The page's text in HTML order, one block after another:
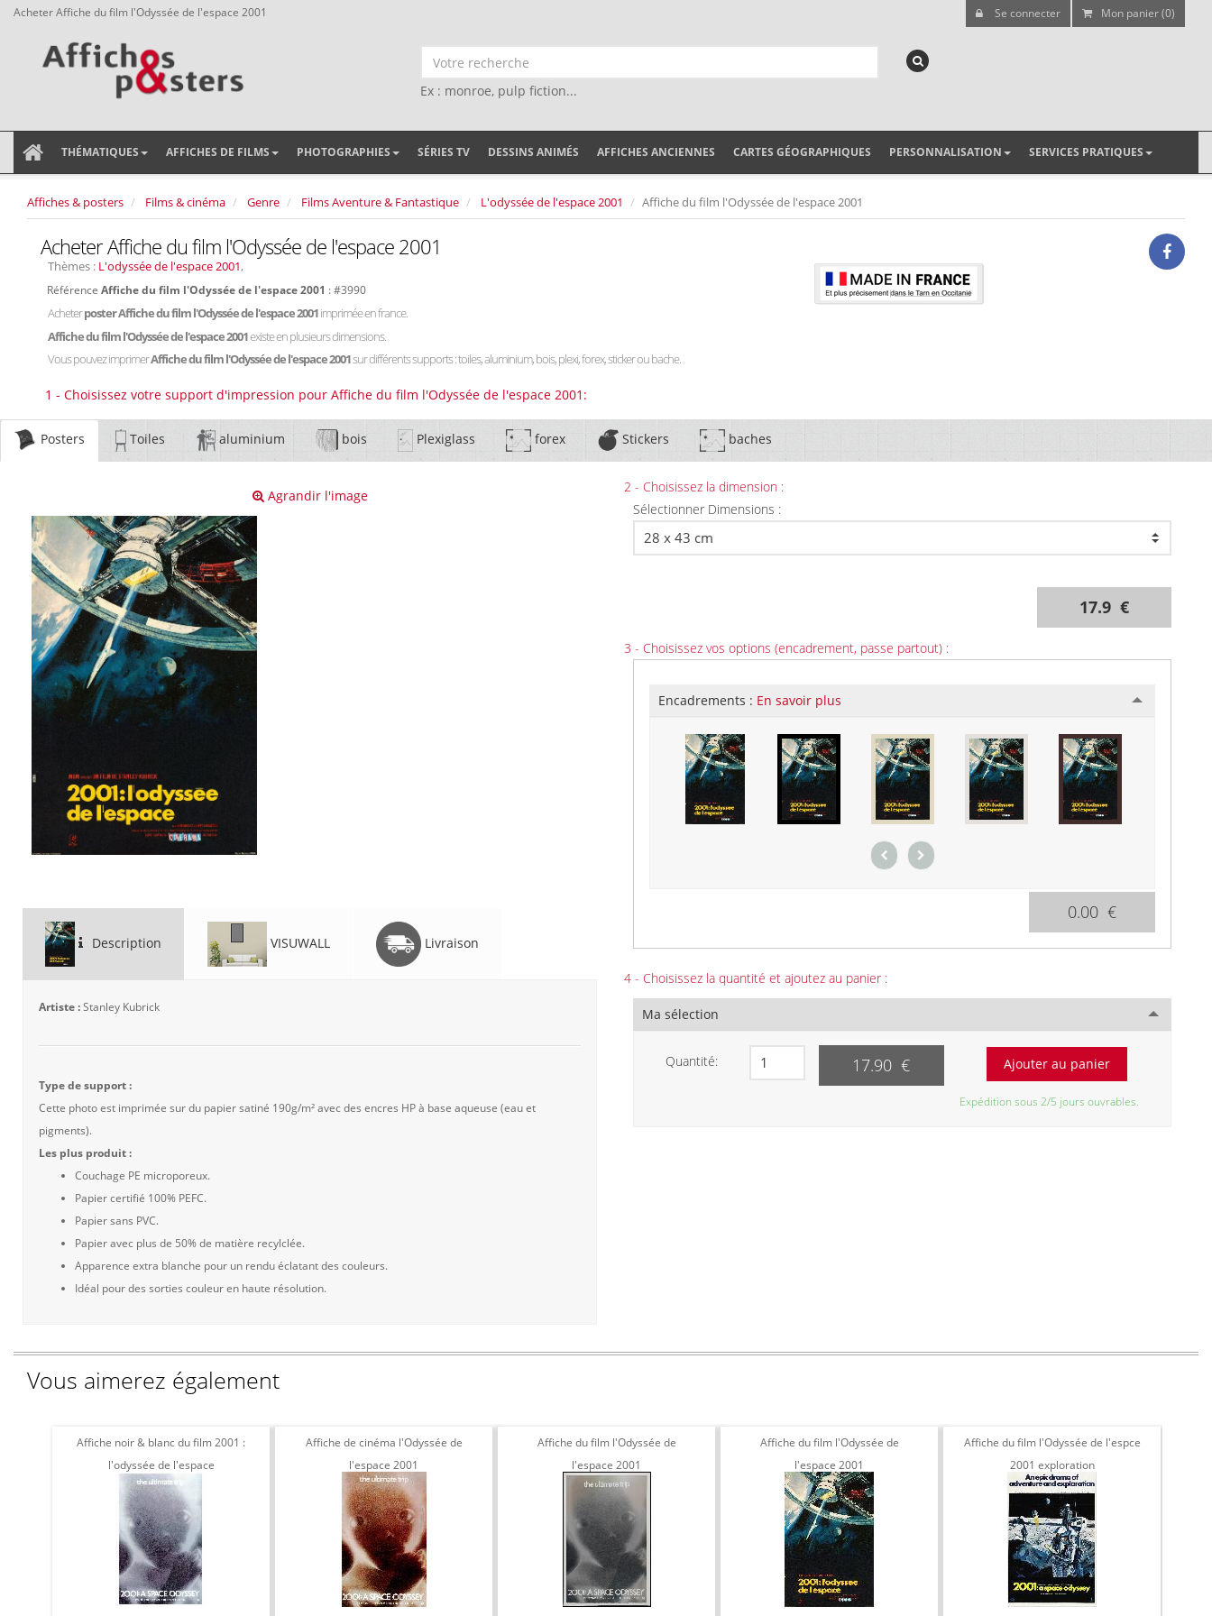
Acheter Affiche du film l'Odyssée de l'espace 2001 Se connecter Mon panier (0)
Ex : monroe, pulp fiction...
THÉMATIQUES AFFICHES DE FILMS PHOTOGRAPHIES SÉRIES TV DESSINS ANIMÉS AFFICHES ANCIENNES CARTES GÉOGRAPHIQUES PERSONNALISATION SERVICES PRATIQUES
Affiches & posters Films & cinéma Genre Films Aventure & Fantastique L'odyssée de l'espace 2001 Affiche du film l'Odyssée de l'espace 2001
Acheter Affiche du film l'Odyssée de l'espace 2001
Thèmes : L'odyssée de l'espace 2001,
Référence Affiche du film l'Odyssée de l'espace 2001 : #3990
Acheterposter Affiche du film l'Odyssée de l'espace 2001imprimée en france.
Affiche du film l'Odyssée de l'espace 2001existe en plusieurs dimensions.
Vous pouvez imprimerAffiche du film l'Odyssée de l'espace 2001sur différents supports : toiles, aluminium, bois, plexi, forex, sticker ou bache.
1 - Choisissez votre support d'impression pour Affiche du film l'Odyssée de l'espace 2001:
Posters Toiles aluminium bois Plexiglass forex Stickers baches
Agrandir l'image
Description VISUWALL Livraison
Artiste :Stanley Kubrick
Type de support :
Cette photo est imprimée sur du papier satiné 190g/m² avec des encres HP à base aqueuse (eau et
pigments).
Les plus produit :
Couchage PE microporeux.
Papier certifié 100% PEFC.
Papier sans PVC.
Papier avec plus de 50% de matière recylclée.
Apparence extra blanche pour un rendu éclatant des couleurs.
Idéal pour des sorties couleur en haute résolution.
2 - Choisissez la dimension :
Sélectionner Dimensions :
17.9 €
3 - Choisissez vos options (encadrement, passe partout) :
Encadrements : En savoir plus
0.00 €
4 - Choisissez la quantité et ajoutez au panier :
Ma sélection
Quantité: 17.90 €
Expédition sous 2/5 jours ouvrables.
Vous aimerez également
Affiche noir & blanc du film 2001 :
l'odyssée de l'espace
Affiche de cinéma l'Odyssée de
l'espace 2001
Affiche du film l'Odyssée de
l'espace 2001
Affiche du film l'Odyssée de
l'espace 2001
Affiche du film l'Odyssée de l'espce
2001 exploration